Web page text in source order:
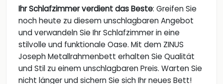
Ihr Schlafzimmer verdient das Beste: Greifen Sie
noch heute zu diesem unschlagbaren Angebot
und verwandeln Sie Ihr Schlafzimmer in eine
stilvolle und funktionale Oase. Mit dem ZINUS
Joseph Metallrahmenbett erhalten Sie Qualität
und Stil zu einem unschlagbaren Preis. Warten Sie
nicht länger und sichern Sie sich Ihr neues Bett!